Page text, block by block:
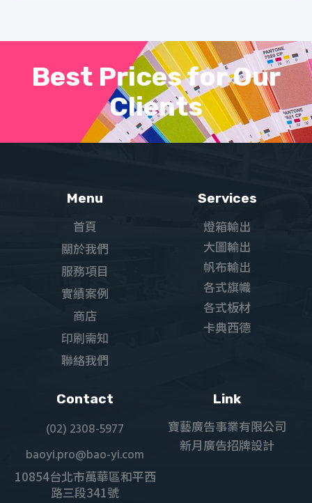
Best Prices for Our
Clients
Menu
首頁
關於我們
服務項目
實績案例
商店
印刷需知
聯絡我們
Services
燈箱輸出
大圖輸出
帆布輸出
各式旗幟
各式板材
卡典西德
Contact
(02) 2308-5977
baoyi.pro@bao-yi.com
10854台北市萬華區和平西
路三段341號
Link
寶藝廣告事業有限公司
新月廣告招牌設計